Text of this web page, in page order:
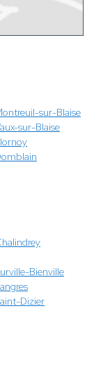
sur-Blaise
sur-Blaise
Bienville
Dizier